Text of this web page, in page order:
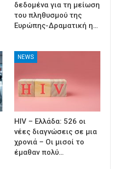
δεδομένα για τη μείωση
του πληθυσμού της
Ευρώπης-Δραματική η…
NEWS
HIV – Ελλάδα: 526 οι
νέες διαγνώσεις σε μια
χρονιά – Οι μισοί το
έμαθαν πολύ…